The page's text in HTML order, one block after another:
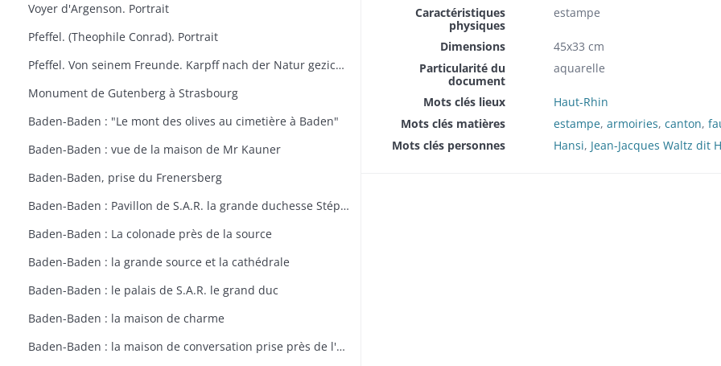
Voyer d'Argenson. Portrait
Pfeffel. (Theophile Conrad). Portrait
Pfeffel. Von seinem Freunde. Karpff nach der Natur gezichnet. Portrait
Monument de Gutenberg à Strasbourg
Baden-Baden : "Le mont des olives au cimetière à Baden"
Baden-Baden : vue de la maison de Mr Kauner
Baden-Baden, prise du Frenersberg
Baden-Baden : Pavillon de S.A.R. la grande duchesse Stéphanie
Baden-Baden : La colonade près de la source
Baden-Baden : la grande source et la cathédrale
Baden-Baden : le palais de S.A.R. le grand duc
Baden-Baden : la maison de charme
Baden-Baden : la maison de conversation prise près de l'étang
Caractéristiques
physiques
estampe
Dimensions
45x33 cm
Particularité du
document
aquarelle
Mots clés lieux
Haut-Rhin
Mots clés matières
estampe, armoiries, canton,
Mots clés personnes
Hansi, Jean-Jacques Waltz dit